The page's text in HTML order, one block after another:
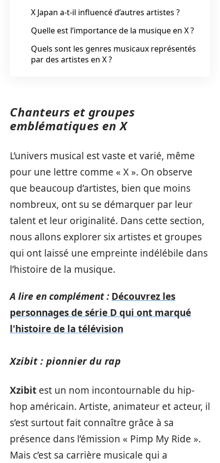
X Japan a-t-il influencé d’autres artistes ?
Quelle est l’importance de la musique en X ?
Quels sont les genres musicaux représentés
par des artistes en X ?
Chanteurs et groupes
emblématiques en X
L’univers musical est vaste et varié, même
pour une lettre comme « X ». On observe
que beaucoup d’artistes, bien que moins
nombreux, ont su se démarquer par leur
talent et leur originalité. Dans cette section,
nous allons explorer six artistes et groupes
qui ont laissé une empreinte indélébile dans
l’histoire de la musique.
A lire en complément : Découvrez les
personnages de série D qui ont marqué
l'histoire de la télévision
Xzibit : pionnier du rap
Xzibit est un nom incontournable du hip-
hop américain. Artiste, animateur et acteur, il
s’est surtout fait connaître grâce à sa
présence dans l’émission « Pimp My Ride ».
Mais c’est sa carrière musicale qui a